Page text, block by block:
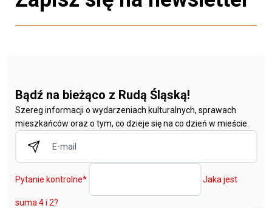
Bądź na bieżąco z Rudą Śląską!
Szereg informacji o wydarzeniach kulturalnych, sprawach
mieszkańców oraz o tym, co dzieje się na co dzień w mieście.
Pytanie kontrolne* Jaka jest
suma 4 i 2?